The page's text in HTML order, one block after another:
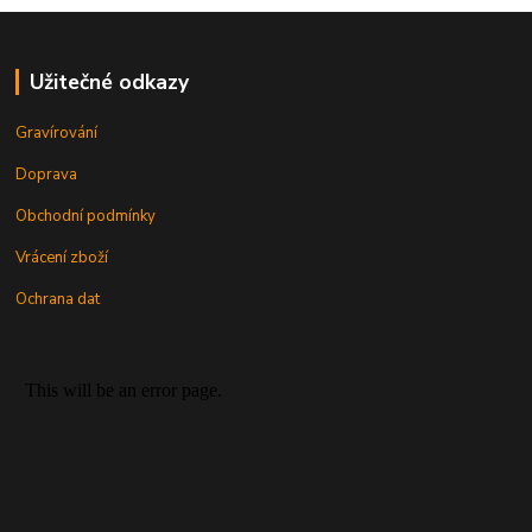
Užitečné odkazy
Gravírování
Doprava
Obchodní podmínky
Vrácení zboží
Ochrana dat